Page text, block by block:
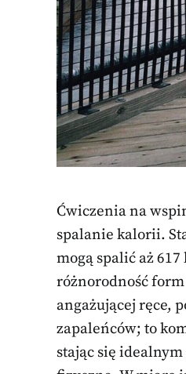
Ćwiczenia na
spalanie kalorii.
mogą spalić aż
różnorodność
angażującej ręce,
zapaleńców; to
stając się